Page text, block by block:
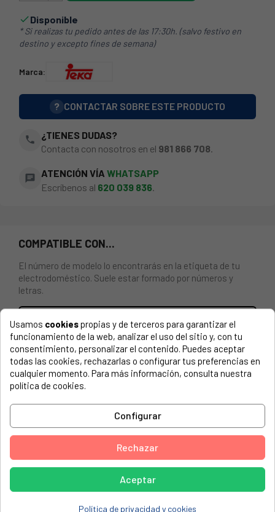
Disponible
* Si realizas tu pedido antes de las 17:30h. (salvo festivo en
destino y excepto fines de semana)
Marca:
? CONTACTAR SOBRE ESTE PRODUCTO
phone
¿TIENES DUDAS?
Contacta con nosotros en el 981 866 708.
chat ATENCIÓN VÍA WHATSAPP
Escríbenos al 620 039 836
COMPATIBLE CON...
El número de modelo lo encontrarás en la etiqueta de tu
electrodoméstico. Suele estar formado por números y
letras.
Mando termostato horno Teka 61004111. Color gris plateado.
PRIMA, PRCECH102
PRIMA, PRDO202
PRIMA, PRDO204
PRIMA, PRGH102
Usamos cookiespropias y de terceros para garantizar el
funcionamiento de la web, analizar el uso del sitio y, con tu
consentimiento, personalizar el contenido. Puedes aceptar
todas las cookies, rechazarlas o configurar tus preferencias en
cualquier momento. Para más información, consulta nuestra
política de cookies.
Configurar
Rechazar
Aceptar
Política de privacidad y cookies